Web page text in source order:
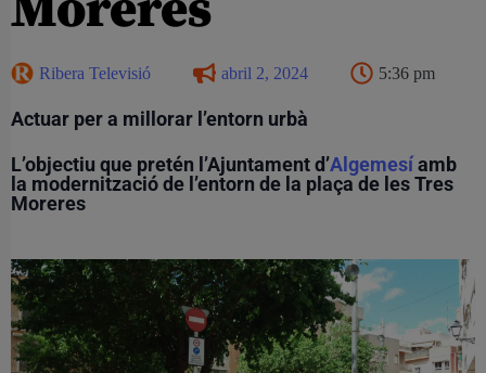
Ribera Televisió abril 2, 2024 5:36 pm
Actuar per a millorar l’entorn urbà
L’objectiu que pretén l’Ajuntament d’Algemesíamb
la modernització de l’entorn de la plaça de les Tres
Moreres